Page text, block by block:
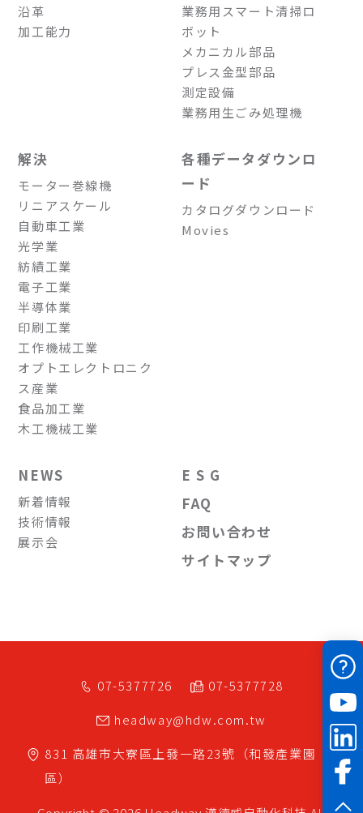
沿革
加工能力
業務用スマート清掃ロ
ボット
メカニカル部品
プレス金型部品
測定設備
業務用生ごみ処理機
解決
モーター巻線機
リニアスケール
自動車工業
光学業
紡績工業
電子工業
半導体業
印刷工業
工作機械工業
オプトエレクトロニク
ス産業
食品加工業
木工機械工業
各種データダウンロ
ード
カタログダウンロード
Movies
NEWS
新着情報
技術情報
展示会
E S G
FAQ
お問い合わせ
サイトマップ
07-5377726
07-5377728
headway@hdw.com.tw
831 高雄市大寮區 上發一路23號（和發產業園
區）